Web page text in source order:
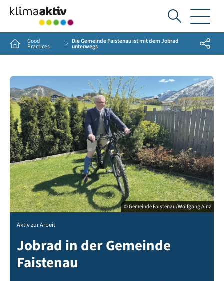
Ich
suche...
Home Good
Practices
Die Gemeinde Faistenau ist mit dem Jobrad
unterwegs Share
© Gemeinde Faistenau/Wolfgang Ainz
Aktiv zur Arbeit
Jobrad in der Gemeinde
Faistenau